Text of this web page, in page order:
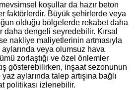
koşullar da hazır beton
faktörlerdir. Büyük şehirlerde veya
olduğu bölgelerde rekabet daha
dengeli seyredebilir. Kırsal
nakliye maliyetlerinin artmasıyla
veya olumsuz hava
zorlaştığı ve özel önlemler
gösterebilirken, inşaat sezonunun
aylarında talep artışına bağlı
politikası izlenebilir.